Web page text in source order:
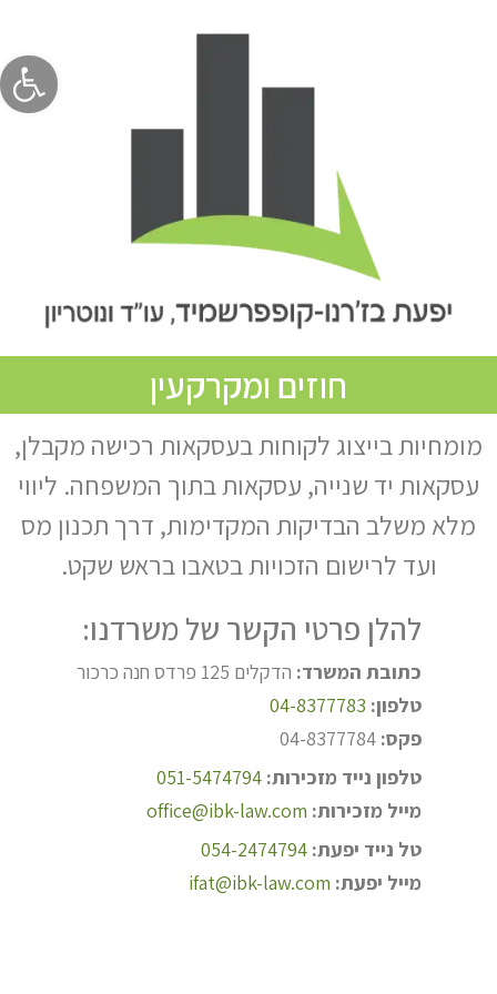
פתח
חוזים ומקרקעין
מומחיות בייצוג לקוחות בעסקאות רכישה מקבלן,
עסקאות יד שנייה, עסקאות בתוך המשפחה. ליווי
מלא משלב הבדיקות המקדימות, דרך תכנון מס
ועד לרישום הזכויות בטאבו בראש שקט.
להלן פרטי הקשר של משרדנו:
כתובת המשרד: הדקלים 125 פרדס חנה כרכור
טלפון: 04-8377783
פקס: 04-8377784
טלפון נייד מזכירות: 051-5474794
מייל מזכירות: office@ibk-law.com
טל נייד יפעת: 054-2474794
מייל יפעת: ifat@ibk-law.com